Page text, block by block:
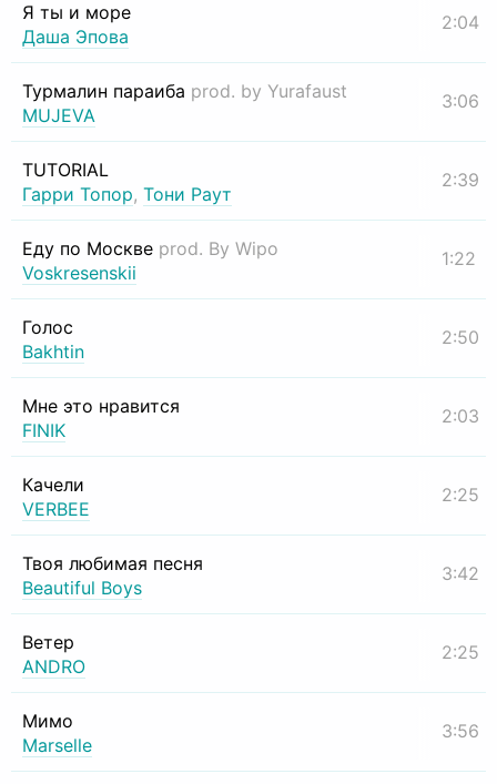
Я ты и море
Даша Эпова
2:04
Турмалин параиба prod. by Yurafaust
MUJEVA
3:06
TUTORIAL
Гарри Топор, Тони Раут
2:39
Еду по Москве prod. By Wipo
Voskresenskii
1:22
Голос
Bakhtin
2:50
Мне это нравится
FINIK
2:03
Качели
VERBEE
2:25
Твоя любимая песня
Beautiful Boys
3:42
Ветер
ANDRO
2:25
Мимо
Marselle
3:56